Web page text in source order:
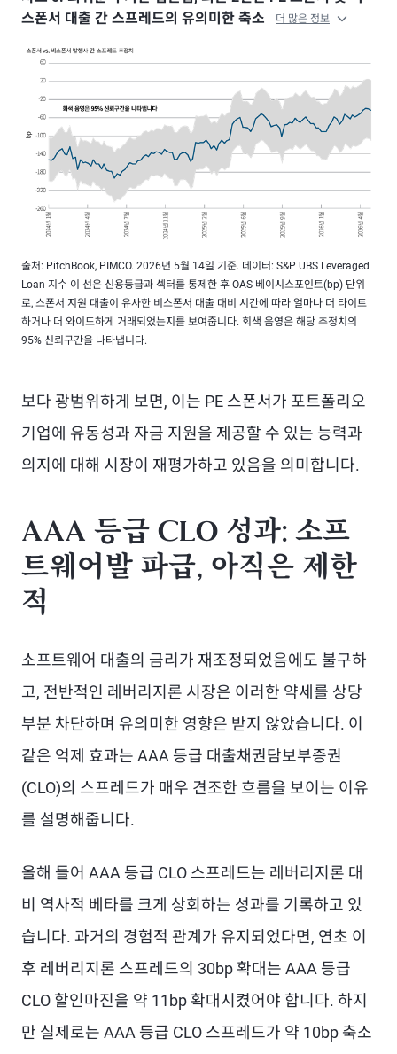
스폰서 대출 간 스프레드의 유의미한 축소
더 많은 정보
출처: PitchBook, PIMCO. 2026년 5월 14일 기준. 데이터: S&P UBS Leveraged
Loan 지수 이 선은 신용등급과 섹터를 통제한 후 OAS 베이시스포인트(bp) 단위
로, 스폰서 지원 대출이 유사한 비스폰서 대출 대비 시간에 따라 얼마나 더 타이트
하거나 더 와이드하게 거래되었는지를 보여줍니다. 회색 음영은 해당 추정치의
95% 신뢰구간을 나타냅니다.
보다 광범위하게 보면, 이는 PE 스폰서가 포트폴리오
기업에 유동성과 자금 지원을 제공할 수 있는 능력과
의지에 대해 시장이 재평가하고 있음을 의미합니다.
AAA 등급 CLO 성과: 소프
트웨어발 파급, 아직은 제한
적
소프트웨어 대출의 금리가 재조정되었음에도 불구하
고, 전반적인 레버리지론 시장은 이러한 약세를 상당
부분 차단하며 유의미한 영향은 받지 않았습니다. 이
같은 억제 효과는 AAA 등급 대출채권담보부증권
(CLO)의 스프레드가 매우 견조한 흐름을 보이는 이유
를 설명해줍니다.
올해 들어 AAA 등급 CLO 스프레드는 레버리지론 대
비 역사적 베타를 크게 상회하는 성과를 기록하고 있
습니다. 과거의 경험적 관계가 유지되었다면, 연초 이
후 레버리지론 스프레드의 30bp 확대는 AAA 등급
CLO 할인마진을 약 11bp 확대시켰어야 합니다. 하지
만 실제로는 AAA 등급 CLO 스프레드가 약 10bp 축소